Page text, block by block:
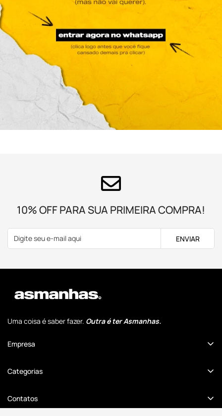
10% OFF PARA SUA PRIMEIRA COMPRA!
ENVIAR
Uma coisa é saber fazer. Outra é ter Asmanhas.
Empresa
Comunidade Cansados Anônimos
Revenda no Atacado
Categorias
Contatos